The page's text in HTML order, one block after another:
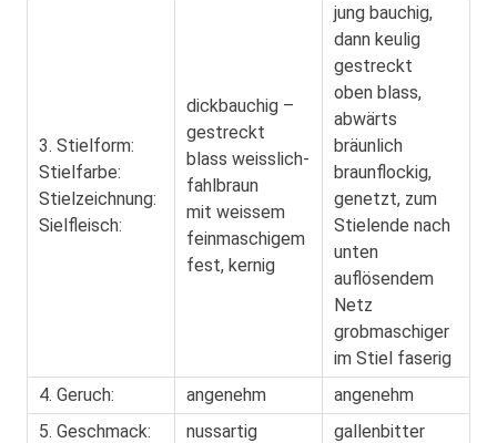
3. Stielform:
Stielfarbe:
Stielzeichnung:
Sielfleisch:
dickbauchig –
gestreckt
blass weisslich-
fahlbraun
mit weissem
feinmaschigem
fest, kernig
jung bauchig,
dann keulig
gestreckt
oben blass,
abwärts
bräunlich
braunflockig,
genetzt, zum
Stielende nach
unten
auflösendem
Netz
grobmaschiger
im Stiel faserig
4. Geruch:
angenehm
angenehm
5. Geschmack:
nussartig gallenbitter